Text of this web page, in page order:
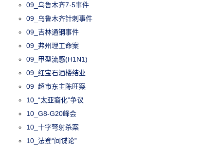
09_乌鲁木齐7·5事件
09_乌鲁木齐针刺事件
09_吉林通钢事件
09_弗州理工命案
09_甲型流感(H1N1)
09_红宝石酒楼结业
09_超市东主陈旺案
10_“太亚裔化”争议
10_G8-G20峰会
10_十字弩射杀案
10_法登“间谍论”